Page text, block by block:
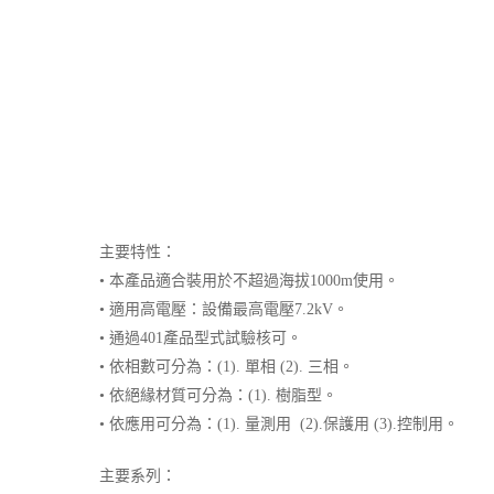
主要特性：
• 本產品適合裝用於不超過海拔1000m使用。
• 適用高電壓：設備最高電壓7.2kV。
• 通過401產品型式試驗核可。
• 依相數可分為：(1). 單相 (2). 三相。
• 依絕緣材質可分為：(1). 樹脂型。
• 依應用可分為：(1). 量測用 (2).保護用 (3).控制用。
主要系列：